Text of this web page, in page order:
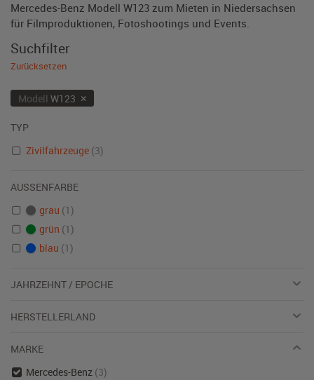
Mercedes-Benz Modell W123 zum Mieten in Niedersachsen
für Filmproduktionen, Fotoshootings und Events.
Suchfilter
Zurücksetzen
Modell W123 ×
TYP
Zivilfahrzeuge (3)
AUSSENFARBE
grau (1)
grün (1)
blau (1)
JAHRZEHNT / EPOCHE
HERSTELLERLAND
MARKE
Mercedes-Benz (3)